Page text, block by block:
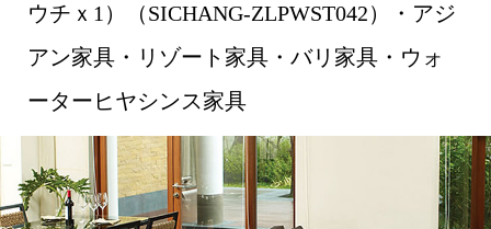
ウチｘ1）（SICHANG-ZLPWST042）・アジ
アン家具・リゾート家具・バリ家具・ウォ
ーターヒヤシンス家具